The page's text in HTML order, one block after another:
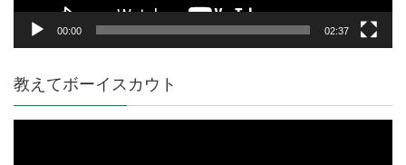
00:00 02:37
教えてボーイスカウト